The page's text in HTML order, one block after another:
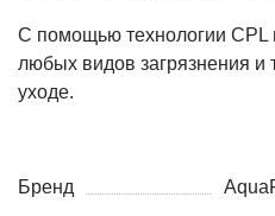
С помощью технологии
любых видов загрязнения и
уходе.
Бренд